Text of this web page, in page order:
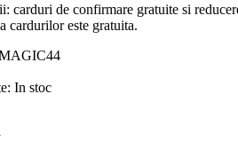
carduri de confirmare gratuite si
cardurilor este gratuita.
In stoc